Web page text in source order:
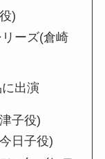
)
ーズ(倉崎
出演
子役)
日子役)